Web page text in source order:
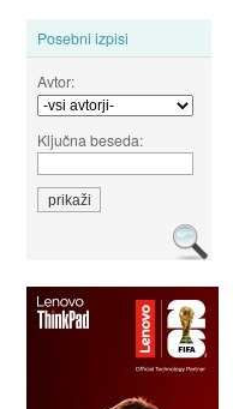
Posebni izpisi
Avtor:
Ključna beseda: